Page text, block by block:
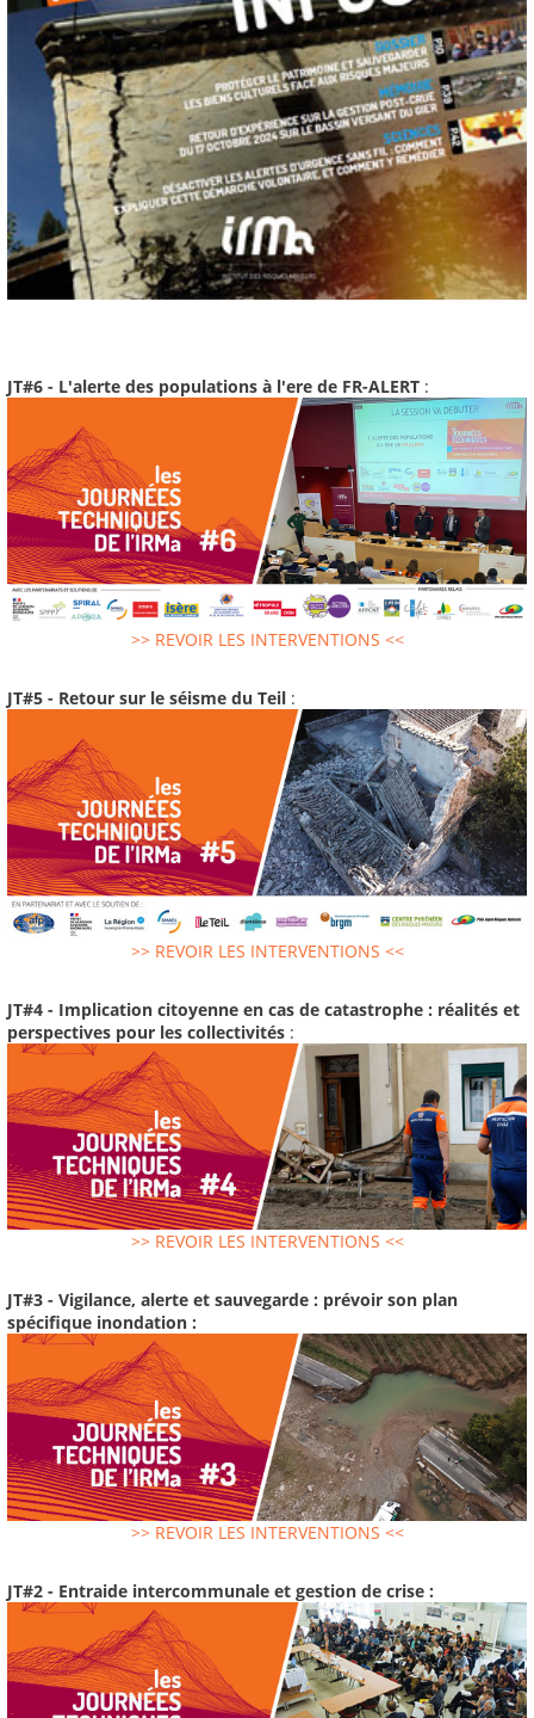
JT#6 - L'alerte des populations à l'ere de FR-ALERT :
>> REVOIR LES INTERVENTIONS <<
JT#5 - Retour sur le séisme du Teil :
>> REVOIR LES INTERVENTIONS <<
JT#4 - Implication citoyenne en cas de catastrophe : réalités et
perspectives pour les collectivités :
>> REVOIR LES INTERVENTIONS <<
JT#3 - Vigilance, alerte et sauvegarde : prévoir son plan
spécifique inondation :
>> REVOIR LES INTERVENTIONS <<
JT#2 - Entraide intercommunale et gestion de crise :